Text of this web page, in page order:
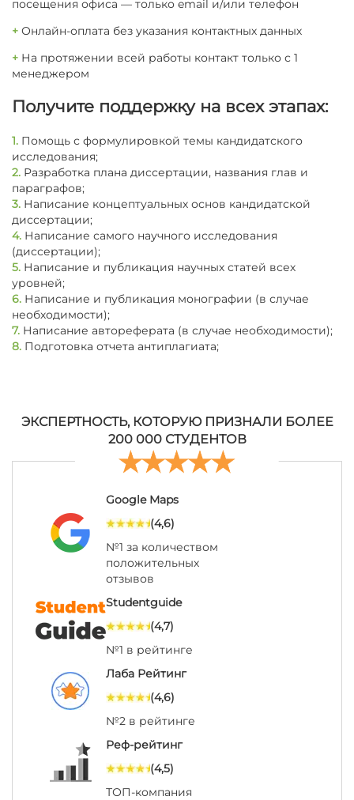
посещения офиса — только email и/или телефон
+ Онлайн-оплата без указания контактных данных
+ На протяжении всей работы контакт только с 1
менеджером
Получите поддержку на всех этапах:
1. Помощь с формулировкой темы кандидатского
исследования;
2. Разработка плана диссертации, названия глав и
параграфов;
3. Написание концептуальных основ кандидатской
диссертации;
4. Написание самого научного исследования
(диссертации);
5. Написание и публикация научных статей всех
уровней;
6. Написание и публикация монографии (в случае
необходимости);
7. Написание автореферата (в случае необходимости);
8. Подготовка отчета антиплагиата;
ЭКСПЕРТНОСТЬ, КОТОРУЮ ПРИЗНАЛИ БОЛЕЕ
200 000 СТУДЕНТОВ
Google Maps
(4,6)
№1 за количеством
положительных
отзывов
Studentguide
(4,7)
№1 в рейтинге
Лаба Рейтинг
(4,6)
№2 в рейтинге
Реф-рейтинг
(4,5)
ТОП-компания